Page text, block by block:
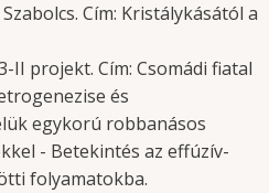
Cím: Kristálykásától a
II projekt. Cím: Csomádi fiatal
és
egykorú robbanásos
- Betekintés az effúzív-
folyamatokba.